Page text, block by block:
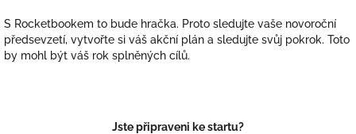
S Rocketbookem to bude hračka. Proto sledujte vaše novoroční
předsevzetí, vytvořte si váš akční plán a sledujte svůj pokrok. Toto
by mohl být váš rok splněných cílů.
Jste připraveni ke startu?